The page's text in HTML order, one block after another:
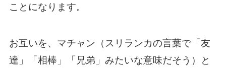
ことになります。
お互いを、マチャン（スリランカの言葉で「友
達」「相棒」「兄弟」みたいな意味だそう）と